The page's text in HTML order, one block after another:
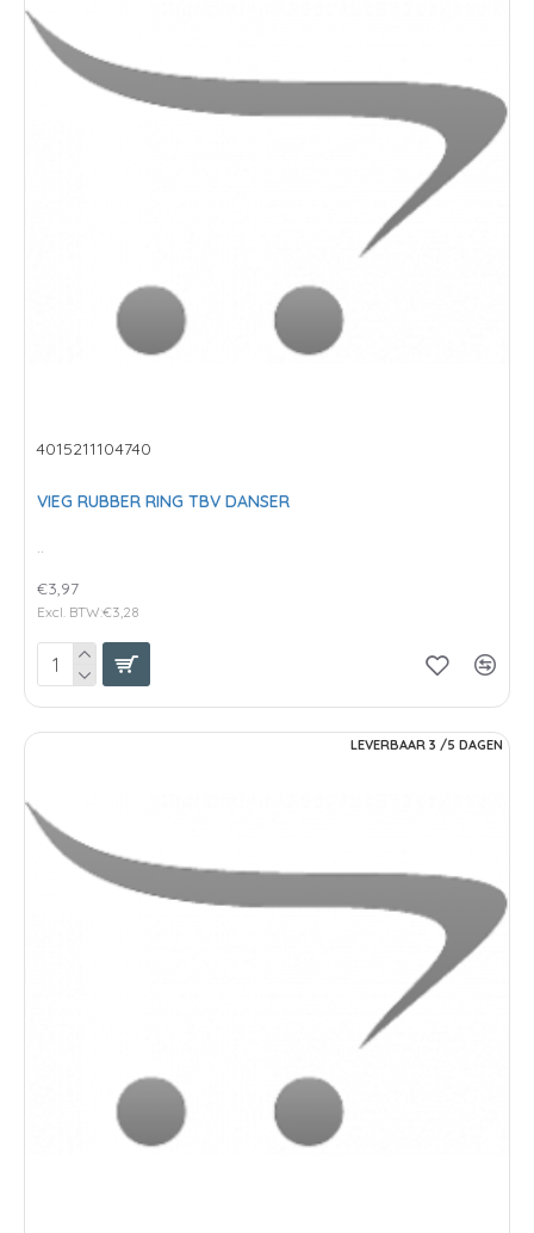
4015211104740
VIEG RUBBER RING TBV DANSER
€3,97
Excl. BTW:€3,28
LEVERBAAR 3 /5 DAGEN